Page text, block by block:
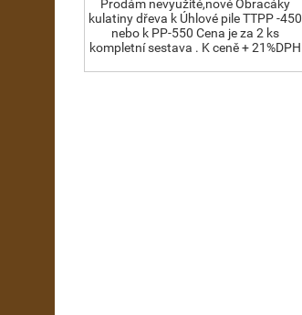
Prodám nevyužité,nové Obracáky
kulatiny dřeva k Úhlové pile TTPP -450
nebo k PP-550 Cena je za 2 ks
kompletní sestava . K ceně + 21%DPH